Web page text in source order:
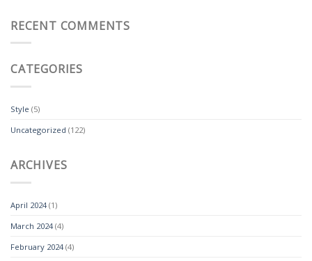
Energi
Hingga
RECENT COMMENTS
CATEGORIES
Style (5)
Uncategorized (122)
ARCHIVES
April 2024(1)
March 2024(4)
February 2024(4)